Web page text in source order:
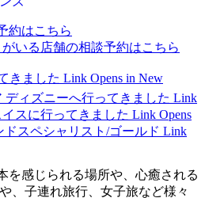
約はこちら
いる店舗の相談予約はこちら
きました Link Opens in New
ディズニーへ行ってきました Link
イスに行ってきました Link Opens
ドスペシャリスト/ゴールド Link
を感じられる場所や、心癒される
、子連れ旅行、女子旅など様々